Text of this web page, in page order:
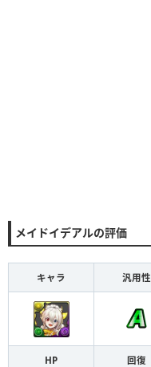
メイドイデアルの評価
キャラ 汎用性
HP 回復